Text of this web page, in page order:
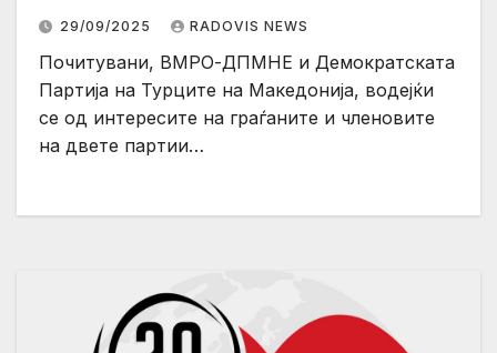
своите кандидати за градоначалници
и самостоен настап во одредени
општини
29/09/2025 RADOVIS NEWS
Почитувани, ВМРО-ДПМНЕ и Демократската
Партија на Турците на Македонија, водејќи
се од интересите на граѓаните и членовите
на двете партии…